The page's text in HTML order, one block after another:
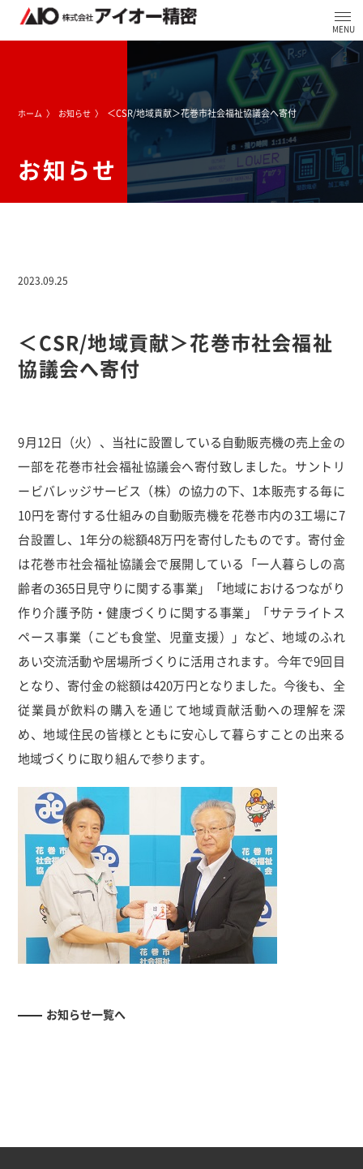
ホーム お知らせ ＜CSR/地域貢献＞花巻市社会福祉協議会へ寄付
お知らせ
2023.09.25
＜CSR/地域貢献＞花巻市社会福祉
協議会へ寄付
9月12日（火）、当社に設置している自動販売機の売上金の
一部を花巻市社会福祉協議会へ寄付致しました。サントリ
ービバレッジサービス（株）の協力の下、1本販売する毎に
10円を寄付する仕組みの自動販売機を花巻市内の3工場に7
台設置し、1年分の総額48万円を寄付したものです。寄付金
は花巻市社会福祉協議会で展開している「一人暮らしの高
齢者の365日見守りに関する事業」「地域におけるつながり
作り介護予防・健康づくりに関する事業」「サテライトス
ペース事業（こども食堂、児童支援）」など、地域のふれ
あい交流活動や居場所づくりに活用されます。今年で9回目
となり、寄付金の総額は420万円となりました。今後も、全
従業員が飲料の購入を通じて地域貢献活動への理解を深
め、地域住民の皆様とともに安心して暮らすことの出来る
地域づくりに取り組んで参ります。
お知らせ一覧へ